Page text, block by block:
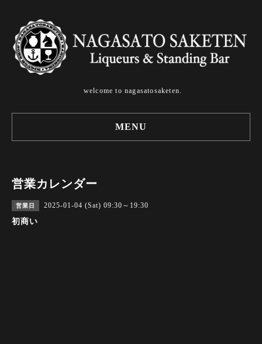
welcome to nagasatosaketen.
MENU
営業カレンダー
営業日 2025-01-04 (Sat) 09:30～19:30
初商い